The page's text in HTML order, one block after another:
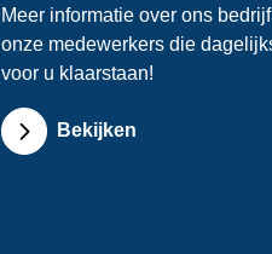
Meer informatie over ons
onze medewerkers die
voor u klaarstaan!
Bekijken